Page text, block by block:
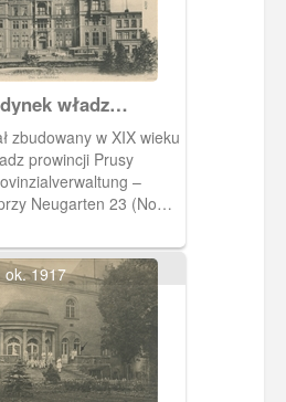
władz
Zachodnie,
prowincji Prusy
–
Neugarten 23 (Nowe
parking przy
Miejskiej Policji.
ok. 1917